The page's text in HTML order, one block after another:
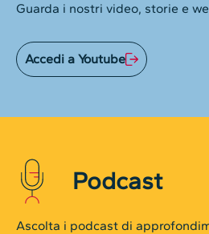
Guarda i nostri video, storie e
Accedi a Youtube
Podcast
Ascolta i podcast di